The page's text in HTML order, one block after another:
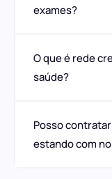
exames?
O que é rede
saúde?
Posso
estando com